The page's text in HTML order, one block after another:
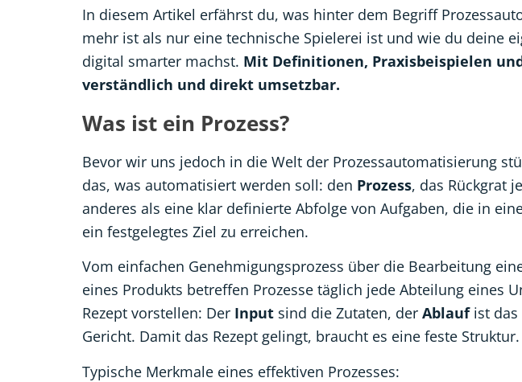
In diesem Artikel erfährst du, was hinter dem Begriff
mehr ist als nur eine technische Spielerei ist und wie du deine
digital smarter machst. Mit Definitionen, Praxisbeispielen
verständlich und direkt umsetzbar.
Was ist ein Prozess?
Bevor wir uns jedoch in die Welt der Prozessautomatisierung
das, was automatisiert werden soll: den Prozess, das Rückgrat
anderes als eine klar definierte Abfolge von Aufgaben, die in
ein festgelegtes Ziel zu erreichen.
Vom einfachen Genehmigungsprozess über die Bearbeitung
eines Produkts betreffen Prozesse täglich jede Abteilung eines
Rezept vorstellen: Der Input sind die Zutaten, der Ablaufist das
Gericht. Damit das Rezept gelingt, braucht es eine feste Struktur.
Typische Merkmale eines effektiven Prozesses: